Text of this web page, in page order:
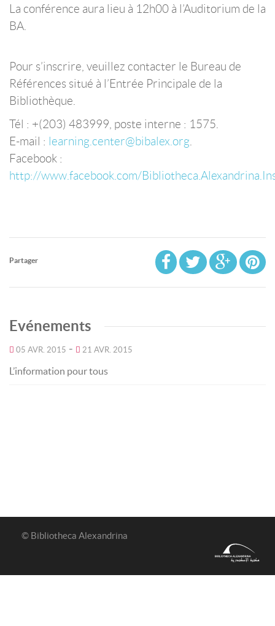
La conférence aura lieu à 12h00 à l’Auditorium de la
BA.
Pour s’inscrire, veuillez contacter le Bureau de
Références situé à l’Entrée Principale de la
Bibliothèque.
Tél : +(203) 483999, poste interne : 1575.
E-mail : learning.center@bibalex.org
Facebook :
http://www.facebook.com/
Partager
Evénements
05 AVR. 2015 - 21 AVR. 2015
L’information pour tous
© Bibliotheca Alexandrina